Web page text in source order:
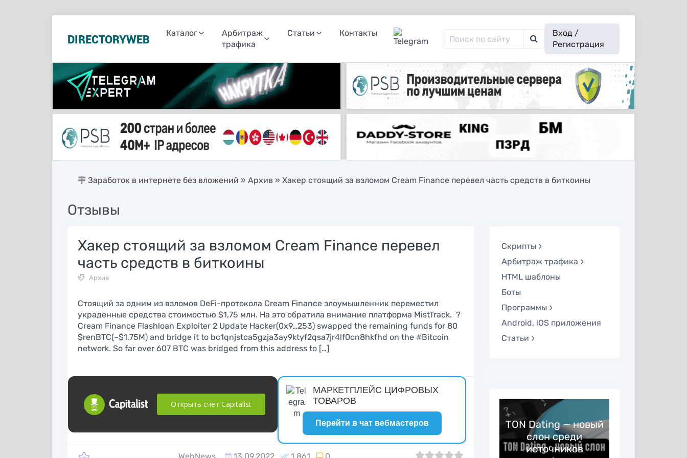
DIRECTORYWEB
Каталог
Арбитраж
трафика
Статьи Контакты
Вход /
Регистрация
Заработок в интернете без вложений » Архив » Хакер стоящий за взломом Cream Finance перевел часть средств в биткоины
Отзывы
Хакер стоящий за взломом Cream Finance перевел
часть средств в биткоины
Архив
Стоящий за одним из взломов DeFi-протокола Cream Finance злоумышленник переместил
украденные средства стоимостью $1,75 млн. На это обратила внимание платформа MistTrack. ?
Cream Finance Flashloan Exploiter 2 Update Hacker(0x9…253) swapped the remaining funds for 80
$renBTC(~$1.75M) and bridge it to bc1qnjstca5gzja3ay9ktyf2qsa7jr4lf0cn8hkfhd on the #Bitcoin
network. So far over 607 BTC was bridged from this address to […]
Открыть счет Capitalist
МАРКЕТПЛЕЙС ЦИФРОВЫХ
ТОВАРОВ
Перейти в чат вебмастеров
Скрипты
Арбитраж трафика
HTML шаблоны
Боты
Программы
Android, iOS приложения
Статьи
OKAccountsManager
— программа для
Настройка
почтовых ящиков
TON Dating — новый
слон среди
источников